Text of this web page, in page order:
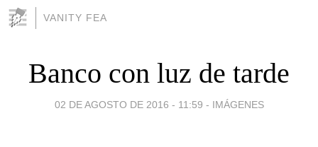
VANITY FEA
Banco con luz de tarde
02 DE AGOSTO DE 2016 - 11:59 - IMÁGENES